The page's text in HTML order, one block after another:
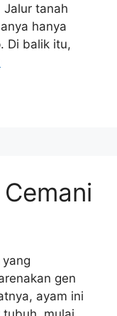
Jalur tanah
hanya
Di balik itu,
gen
ayam ini